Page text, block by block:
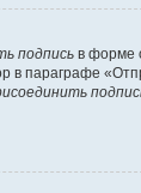
подпись в форме
в параграфе